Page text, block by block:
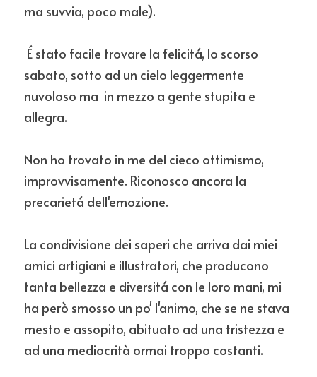
ma suvvia, poco male).
sabato, sotto ad un cielo leggermente
nuvoloso ma  in mezzo a gente stupita e
allegra.
Non ho trovato in me del cieco ottimismo,
improvvisamente. Riconosco ancora la
precarietá dell'emozione.
La condivisione dei saperi che arriva dai miei
amici artigiani e illustratori, che producono
tanta bellezza e diversitá con le loro mani, mi
ha però smosso un po' l'animo, che se ne stava
mesto e assopito, abituato ad una tristezza e
ad una mediocrità ormai troppo costanti.